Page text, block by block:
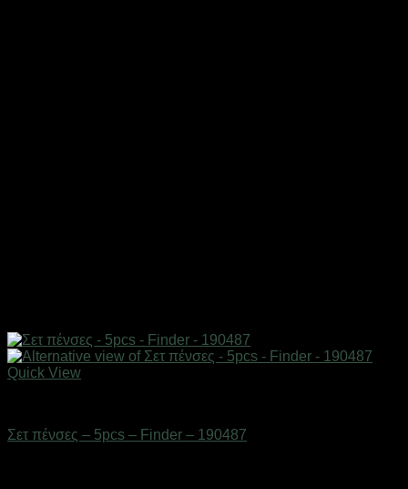
Quick View
Σετ πένσες – 5pcs – Finder – 190487